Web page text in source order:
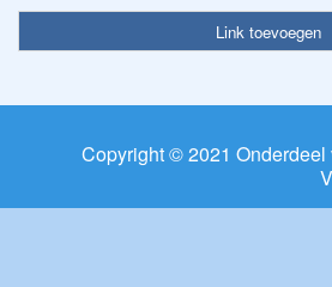
Link toevoegen
Copyright © 2021 Onderdeel